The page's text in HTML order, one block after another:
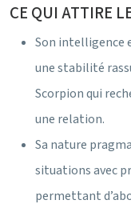
CE QUI ATTIRE
Son intelligence
une stabilité
Scorpion qui
une relation.
Sa nature
situations avec
permettant